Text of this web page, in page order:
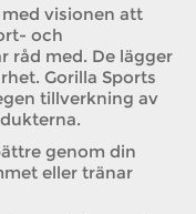
visionen att
och
råd med. De lägger
Gorilla Sports
tillverkning av
genom din
eller tränar